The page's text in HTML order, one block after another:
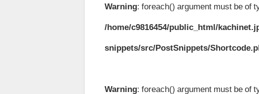
Warning: foreach() argument must be of
/home/c9816454/public_html/
snippets/src/PostSnippets/
Warning: foreach() argument must be of